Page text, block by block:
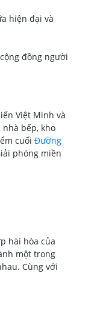
hiện đại và
đồng người
Việt Minh và
bếp, kho
cuối Đường
phóng miền
hài hòa của
một trong
Cùng với